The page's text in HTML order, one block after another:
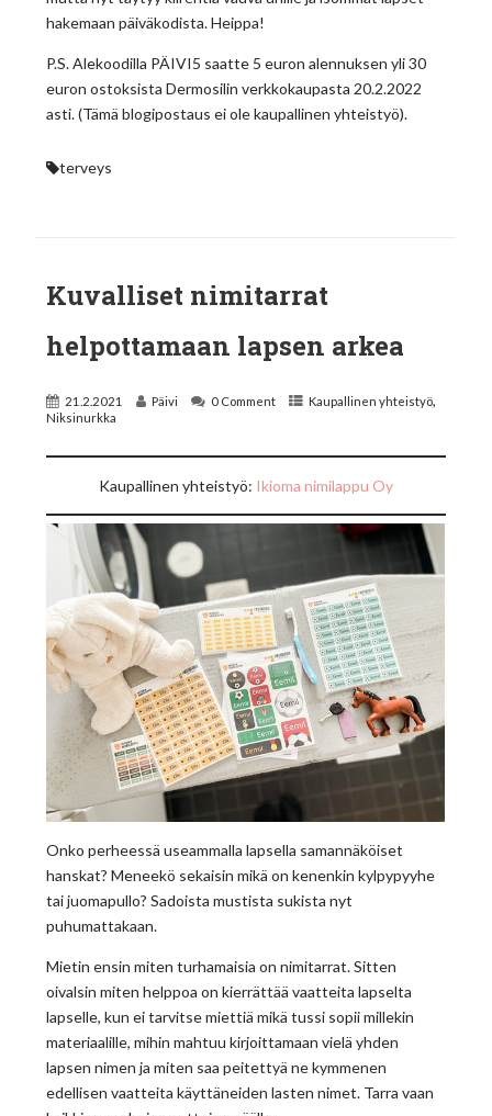
hakemaan päiväkodista. Heippa!
P.S. Alekoodilla PÄIVI5 saatte 5 euron alennuksen yli 30
euron ostoksista Dermosilin verkkokaupasta 20.2.2022
asti. (Tämä blogipostaus ei ole kaupallinen yhteistyö).
terveys
Kuvalliset nimitarrat
helpottamaan lapsen arkea
21.2.2021 Päivi 0 Comment Kaupallinen yhteistyö,
Niksinurkka
Kaupallinen yhteistyö: Ikioma nimilappu Oy
Onko perheessä useammalla lapsella samannäköiset
hanskat? Meneekö sekaisin mikä on kenenkin kylpypyyhe
tai juomapullo? Sadoista mustista sukista nyt
puhumattakaan.
Mietin ensin miten turhamaisia on nimitarrat. Sitten
oivalsin miten helppoa on kierrättää vaatteita lapselta
lapselle, kun ei tarvitse miettiä mikä tussi sopii millekin
materiaalille, mihin mahtuu kirjoittamaan vielä yhden
lapsen nimen ja miten saa peitettyä ne kymmenen
edellisen vaatteita käyttäneiden lasten nimet. Tarra vaan